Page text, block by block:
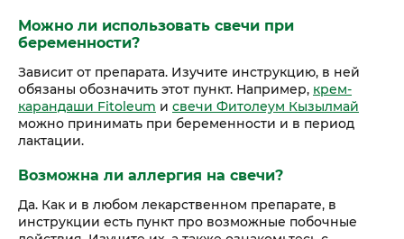
Можно ли использовать свечи при
беременности?
Зависит от препарата. Изучите инструкцию, в ней
обязаны обозначить этот пункт. Например, крем-
карандаши Fitoleum и свечи Фитолеум Кызылмай
можно принимать при беременности и в период
лактации.
Возможна ли аллергия на свечи?
Да. Как и в любом лекарственном препарате, в
инструкции есть пункт про возможные побочные